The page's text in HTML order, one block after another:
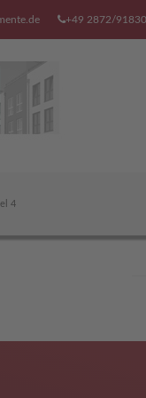
+49 2872/
4